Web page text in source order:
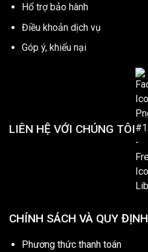
Hổ trợ bảo hành
Điều khoản dịch vụ
Góp ý, khiếu nại
LIÊN HỆ VỚI CHÚNG TÔI
CHÍNH SÁCH VÀ QUY ĐỊNH
Phương thức thanh toán